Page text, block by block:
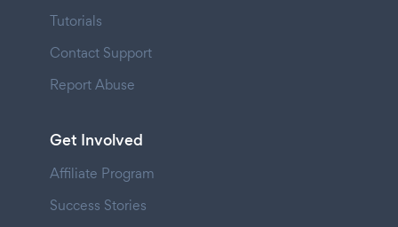
Tutorials
Contact Support
Report Abuse
Get Involved
Affiliate Program
Success Stories